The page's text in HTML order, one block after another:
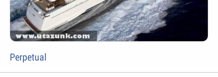
Perpetual